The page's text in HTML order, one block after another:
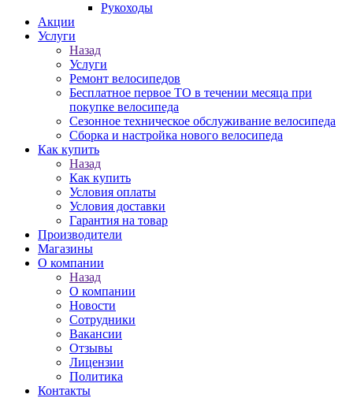
Рукоходы
Акции
Услуги
Назад
Услуги
Ремонт велосипедов
Бесплатное первое ТО в течении месяца при
покупке велосипеда
Сезонное техническое обслуживание велосипеда
Сборка и настройка нового велосипеда
Как купить
Назад
Как купить
Условия оплаты
Условия доставки
Гарантия на товар
Производители
Магазины
О компании
Назад
О компании
Новости
Сотрудники
Вакансии
Отзывы
Лицензии
Политика
Контакты